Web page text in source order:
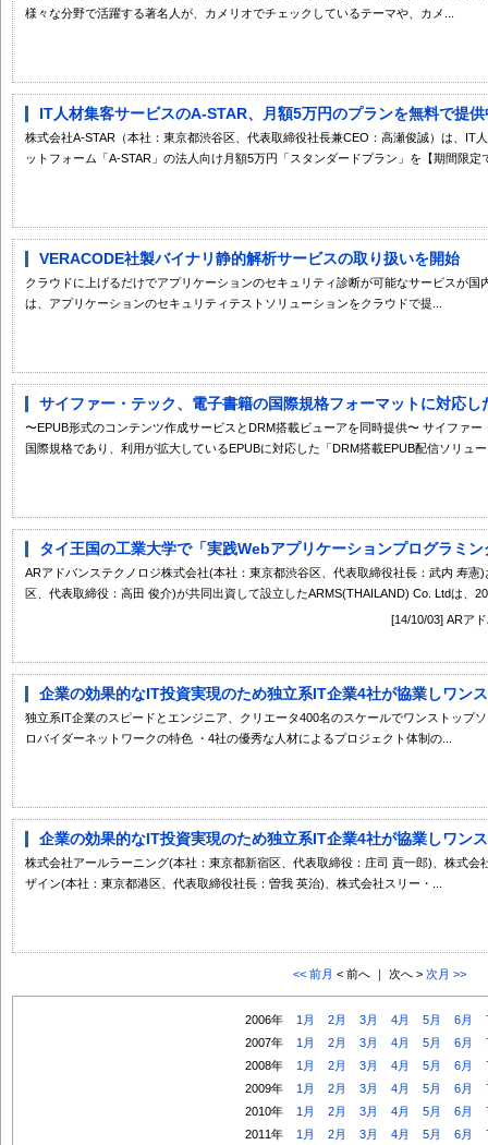
様々な分野で活躍する著名人が、カメリオでチェックしているテーマや、カメ...
IT人材集客サービスのA-STAR、月額5万円のプランを無料で提
株式会社A-STAR（本社：東京都渋谷区、代表取締役社長兼CEO：高瀬俊誠）は、IT
ットフォーム「A-STAR」の法人向け月額5万円「スタンダードプラン」を【期間限定
VERACODE社製バイナリ静的解析サービスの取り扱いを開始
クラウドに上げるだけでアプリケーションのセキュリティ診断が可能なサービスが
は、アプリケーションのセキュリティテストソリューションをクラウドで提...
サイファー・テック、電子書籍の国際規格フォーマットに対応し
〜EPUB形式のコンテンツ作成サービスとDRM搭載ビューアを同時提供〜 サイファ
国際規格であり、利用が拡大しているEPUBに対応した「DRM搭載EPUB配信ソリュ
タイ王国の工業大学で「実践Webアプリケーションプログラミ
ARアドバンステクノロジ株式会社(本社：東京都渋谷区、代表取締役社長：武内 寿
区、代表取締役：高田 俊介)が共同出資して設立したARMS(THAILAND) Co. Ltdは、
[14/10/03] ARア
企業の効果的なIT投資実現のため独立系IT企業4社が協業しワン
独立系IT企業のスピードとエンジニア、クリエータ400名のスケールでワンストップ
ロバイダーネットワークの特色 ・4社の優秀な人材によるプロジェクト体制の...
企業の効果的なIT投資実現のため独立系IT企業4社が協業しワン
株式会社アールラーニング(本社：東京都新宿区、代表取締役：庄司 貢一郎)、株式会
ザイン(本社：東京都港区、代表取締役社長：曽我 英治)、株式会社スリー・...
<< 前月 < 前へ ｜ 次へ > 次月 >>
2006年 1月 2月 3月 4月 5月 6月
2007年
1月 2月 3月 4月 5月 6月
2008年
1月 2月 3月 4月 5月 6月
2009年
1月 2月 3月 4月 5月 6月
2010年
1月 2月 3月 4月 5月 6月
2011年
1月 2月 3月 4月 5月 6月